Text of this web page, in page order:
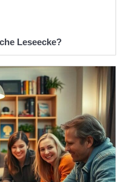
Leseecke?